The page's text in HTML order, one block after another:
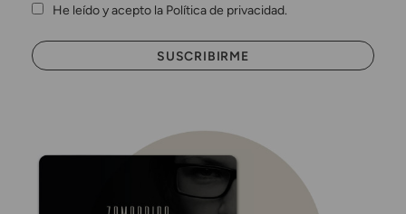
He leído y acepto la Política de privacidad.